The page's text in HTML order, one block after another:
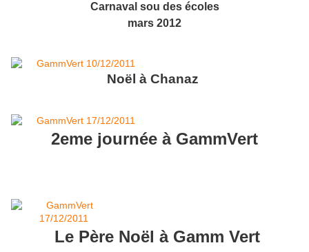
Carnaval sou des écoles
mars 2012
Noël à Chanaz
2eme journée à GammVert
Le Père Noël à Gamm Vert